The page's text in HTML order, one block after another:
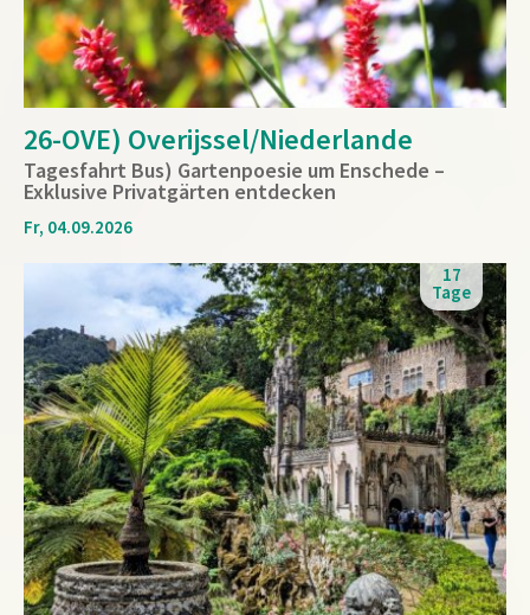
26-OVE) Overijssel/Niederlande
Tagesfahrt Bus) Gartenpoesie um Enschede –
Exklusive Privatgärten entdecken
Fr, 04.09.2026
17
Tage